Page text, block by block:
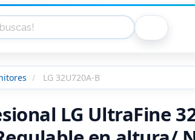
LG 32U720A-B
LG UltraFine